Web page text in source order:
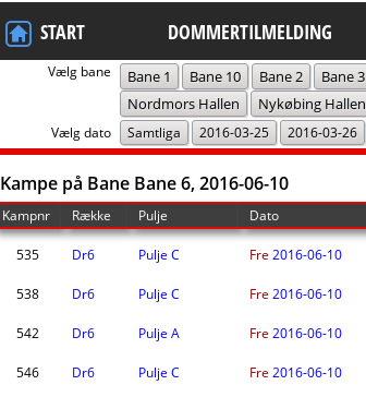
START DOMMERTILMELDING
Vælg bane Bane 1 Bane 10 Bane 2 Bane 3
Nordmors Hallen
Nykøbing Hallen
Vælg dato Samtliga 2016-03-25 2016-03-26
Kampe på Bane Bane 6, 2016-06-10
Kampnr Række Pulje Dato
535 Dr6 Pulje C Fre 2016-06-10
538
Dr6 Pulje C Fre 2016-06-10
542
Dr6 Pulje A Fre 2016-06-10
546
Dr6 Pulje C Fre 2016-06-10